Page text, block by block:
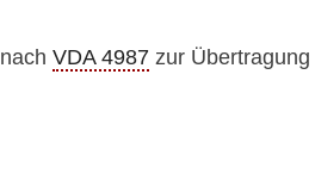
VDA 4987 zur